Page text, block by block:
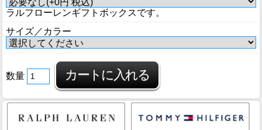
ラルフローレンギフトボックスです。
サイズ／カラー
数量